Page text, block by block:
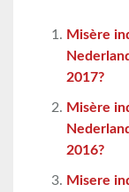
Misère
2017?
Misère
2016?
Misere